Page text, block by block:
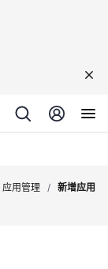
应用管理 / 新增应用